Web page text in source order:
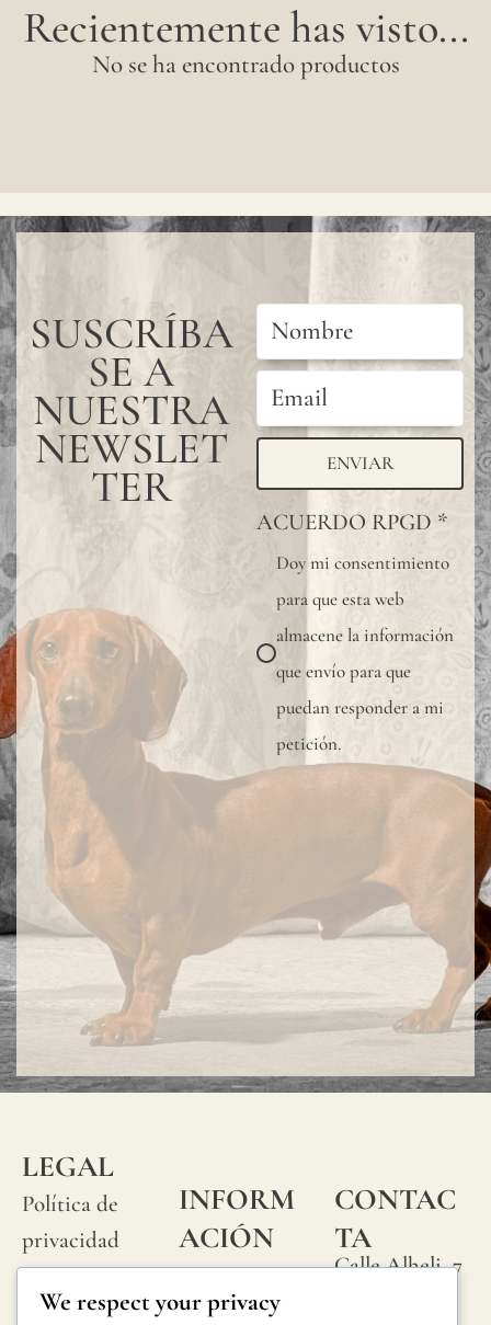
Recientemente has visto...
No se ha encontrado productos
SUSCRÍBA
SE A
NUESTRA
NEWSLET
TER ENVIAR
ACUERDO RPGD *
Doy mi consentimiento
para que esta web
almacene la información
que envío para que
puedan responder a mi
petición.
LEGAL
Política de
privacidad
Política de
INFORM
ACIÓN
Preguntas
frecuentes
CONTAC
TA
Calle Alheli, 7
We respect your privacy